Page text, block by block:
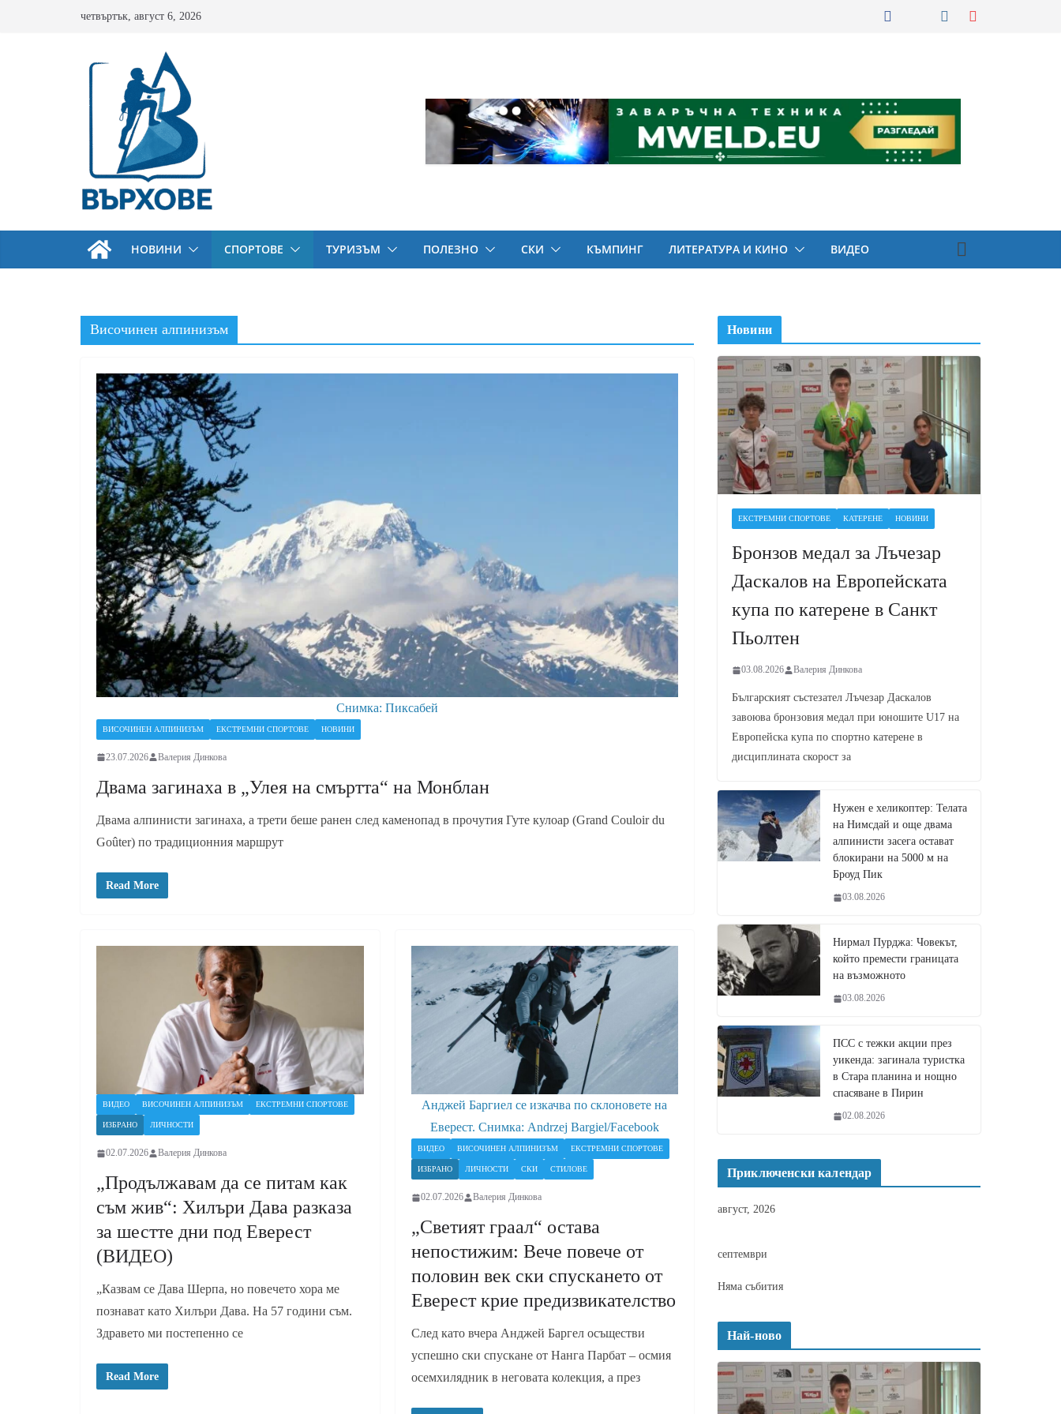
четвъртък, август 6, 2026
НОВИНИ СПОРТОВЕ ТУРИЗЪМ ПОЛЕЗНО СКИ КЪМПИНГ ЛИТЕРАТУРА И КИНО ВИДЕО
Височинен алпинизъм
Снимка: Пиксабей
ВИСОЧИНЕН АЛПИНИЗЪМ ЕКСТРЕМНИ СПОРТОВЕ НОВИНИ
23.07.2026 Валерия Динкова
Двама загинаха в „Улея на смъртта“ на Монблан
Двама алпинисти загинаха, а трети беше ранен след каменопад в прочутия Гуте кулоар (Grand Couloir du
Goûter) по традиционния маршрут
Read More
ВИДЕО ВИСОЧИНЕН АЛПИНИЗЪМ ЕКСТРЕМНИ СПОРТОВЕ
ИЗБРАНО ЛИЧНОСТИ
02.07.2026 Валерия Динкова
„Продължавам да се питам как
съм жив“: Хилъри Дава разказа
за шестте дни под Еверест
(ВИДЕО)
„Казвам се Дава Шерпа, но повечето хора ме
познават като Хилъри Дава. На 57 години съм.
Здравето ми постепенно се
Read More
Анджей Баргиел се изкачва по склоновете на
Еверест. Снимка: Andrzej Bargiel/Facebook
ВИДЕО ВИСОЧИНЕН АЛПИНИЗЪМ ЕКСТРЕМНИ СПОРТОВЕ
ИЗБРАНО ЛИЧНОСТИ СКИ СТИЛОВЕ
02.07.2026 Валерия Динкова
„Светият граал“ остава
непостижим: Вече повече от
половин век ски спускането от
Еверест крие предизвикателство
След като вчера Анджей Баргел осъществи
успешно ски спускане от Нанга Парбат – осмия
осемхилядник в неговата колекция, а през
Новини
ЕКСТРЕМНИ СПОРТОВЕ КАТЕРЕНЕ НОВИНИ
Бронзов медал за Лъчезар
Даскалов на Европейската
купа по катерене в Санкт
Пьолтен
03.08.2026 Валерия Динкова
Българският състезател Лъчезар Даскалов
завоюва бронзовия медал при юношите U17 на
Европейска купа по спортно катерене в
дисциплината скорост за
Нужен е хеликоптер: Телата
на Нимсдай и още двама
алпинисти засега остават
блокирани на 5000 м на
Броуд Пик
03.08.2026
Нирмал Пурджа: Човекът,
който премести границата
на възможното
03.08.2026
ПСС с тежки акции през
уикенда: загинала туристка
в Стара планина и нощно
спасяване в Пирин
02.08.2026
Приключенски календар
август, 2026
септември
Няма събития
Най-ново